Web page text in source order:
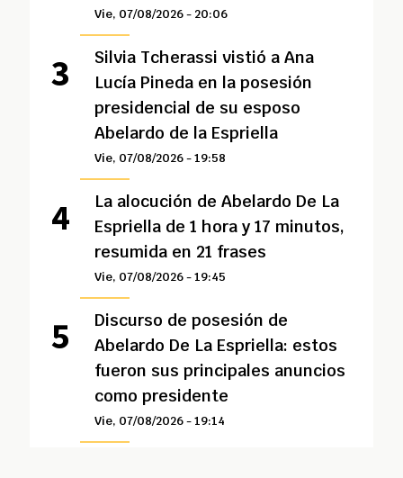
Vie, 07/08/2026 - 20:06
Silvia Tcherassi vistió a Ana
Lucía Pineda en la posesión
presidencial de su esposo
Abelardo de la Espriella
Vie, 07/08/2026 - 19:58
La alocución de Abelardo De La
Espriella de 1 hora y 17 minutos,
resumida en 21 frases
Vie, 07/08/2026 - 19:45
Discurso de posesión de
Abelardo De La Espriella: estos
fueron sus principales anuncios
como presidente
Vie, 07/08/2026 - 19:14